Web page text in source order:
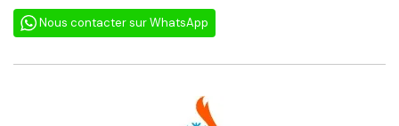
Nous contacter sur WhatsApp